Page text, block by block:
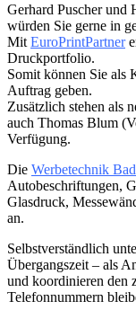
Gerhard Puscher und
würden Sie gerne in
Mit EuroPrintPartner
Druckportfolio.
Somit können Sie als
Auftrag geben.
Zusätzlich stehen als
auch Thomas Blum
Verfügung.
Die Werbetechnik
Autobeschriftungen,
Glasdruck,
an.
Selbstverständlich
Übergangszeit – als
und koordinieren den
Telefonnummern